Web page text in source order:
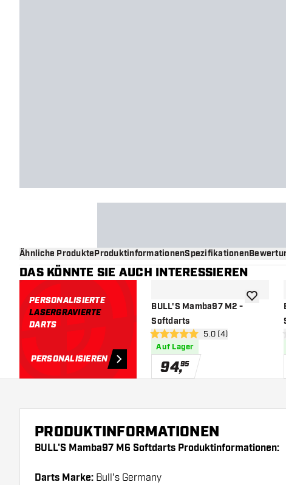
Ähnliche ProdukteProduktinformationenSpezifikationen
DAS KÖNNTE SIE AUCH INTERESSIEREN
PERSONALISIERTE
LASERGRAVIERTE
DARTS
PERSONALISIEREN
BULL'S Mamba97 M2 -
Softdarts
Bewertungsbereich
5 Bewertungssterne
5.0 (4)
Auf Lager
94,95
Zur
PRODUKTINFORMATIONEN
BULL'S Mamba97 M6 Softdarts Produktinformationen:
Darts Marke: Bull's Germany